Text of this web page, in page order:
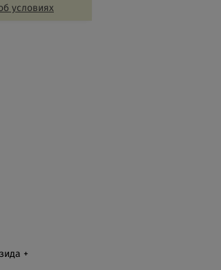
условиях
+